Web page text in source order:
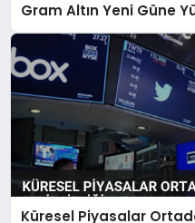
Gram Altın Yeni Güne
Küresel Piyasalar